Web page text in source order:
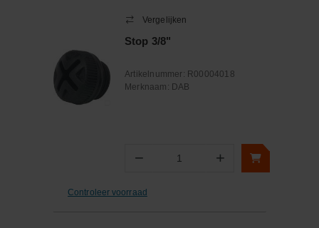
Vergelijken
Stop 3/8"
Artikelnummer: R00004018
Merknaam: DAB
− Aantal +
Controleer voorraad